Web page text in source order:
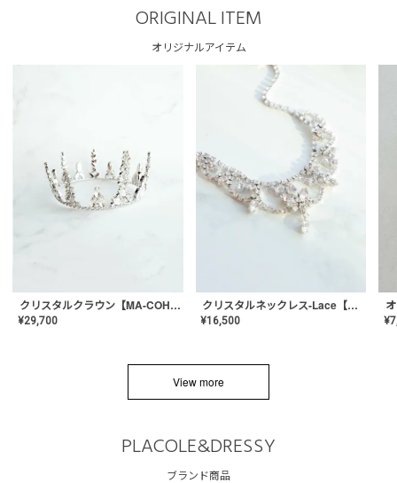
ORIGINAL ITEM
オリジナルアイテム
クリスタルクラウン【MA-COHD-01】韓国風クラウン/ウェディングクラウン/ティアラ
¥29,700
クリスタルネックレス-Lace【MA-CONL-02】
¥16,500 ¥
View more
PLACOLE&DRESSY
ブランド商品